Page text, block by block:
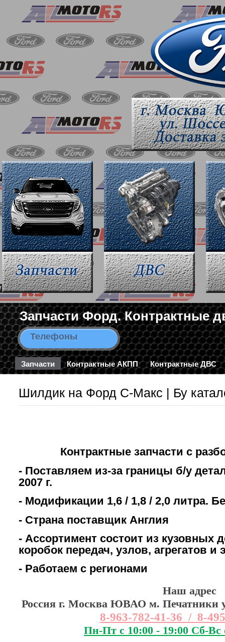
Запчасти Форд. Контрактные
Телефоны 8-963-663-46-43 / 8-495-782-
Запчасти Контрактные АКПП Контрактные ДВС
Шилдик на Форд С-Макс | Бу
Контрактные запчасти с
- Поставляем из-за границы б/у
2007 г.
- Модификации 1,6 / 1,8 / 2,0 литра.
- Страна поставщик Англия
- Ассортимент состоит из кузовных
коробок передач, узлов, агрегатов и
- Работаем с регионами
Наш адрес
Россия г. Москва ЮВАО м. Печатники
8-963-782-41-36 / 8-
Пн-Пт с 10:00 - 19:00 Сб-Вс